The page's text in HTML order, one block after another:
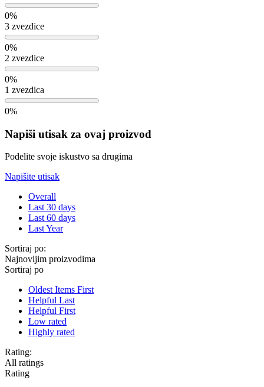
0%
3 zvezdice
0%
2 zvezdice
0%
1 zvezdica
0%
Napiši utisak za ovaj proizvod
Podelite svoje iskustvo sa drugima
Napišite utisak
Overall
Last 30 days
Last 60 days
Last Year
Sortiraj po:
Najnovijim proizvodima
Sortiraj po
Oldest Items First
Helpful Last
Helpful First
Low rated
Highly rated
Rating:
All ratings
Rating